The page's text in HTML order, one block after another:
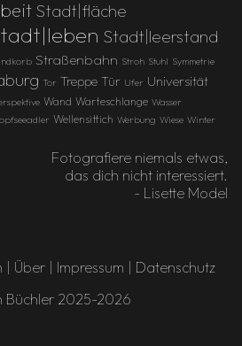
Stadt|fläche
Stadt|leerstand
Straßenbahn Stroh Stuhl Symmetrie
Tor Treppe Tür Ufer Universität
Wand Warteschlange Wasser
Wellensittich Werbung Wiese Winter
Fotografiere niemals etwas,
das dich nicht interessiert.
- Lisette Model
| Über | Impressum | Datenschutz
Büchler 2025-2026